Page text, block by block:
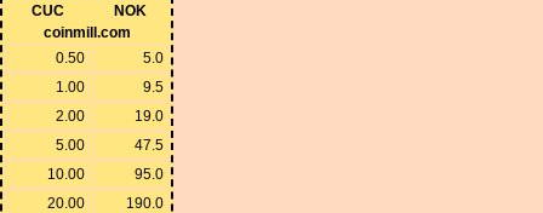
CUC
NOK
coinmill.com
0.50
5.0
1.00
9.5
2.00
19.0
5.00
47.5
10.00
95.0
20.00
190.0